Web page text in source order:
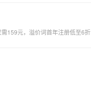
159元，溢价词首年注册低至6折